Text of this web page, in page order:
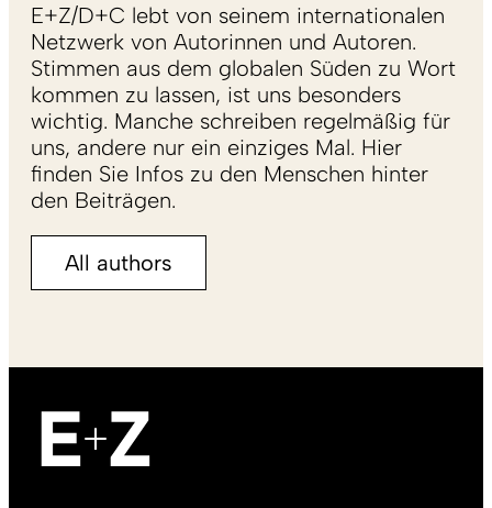
E+Z/D+C lebt von seinem internationalen
Netzwerk von Autorinnen und Autoren.
Stimmen aus dem globalen Süden zu Wort
kommen zu lassen, ist uns besonders
wichtig. Manche schreiben regelmäßig für
uns, andere nur ein einziges Mal. Hier
finden Sie Infos zu den Menschen hinter
den Beiträgen.
All authors